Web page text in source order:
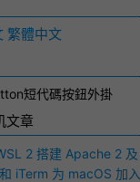
繁體中文
文章
2 搭建 Apache 2 及
iTerm 为 macOS 加入